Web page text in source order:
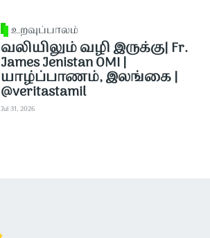
உறவுப்பாலம்
வலியிலும் வழி இருக்கு| Fr.
James Jenistan OMI |
யாழ்ப்பாணம், இலங்கை |
@veritastamil ​
Jul 31, 2026